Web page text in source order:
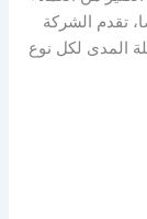
تقدم الشركة
المدى لكل نوع